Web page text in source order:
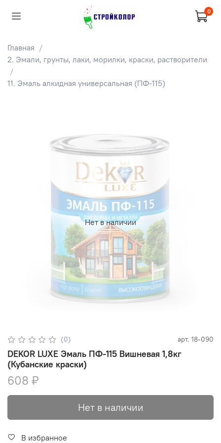
0
Главная
2. Эмали, грунты, лаки, морилки, краски, растворители
11. Эмаль алкидная универсальная (ПФ-115)
Нет в наличии
(0) арт. 18-090
DEKOR LUXE Эмаль ПФ-115 Вишневая 1,8кг
(Кубанские краски)
608 ₽
Нет в наличии
В избранное